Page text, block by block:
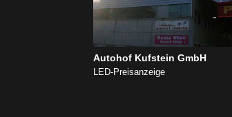
Autohof Kufstein GmbH
LED-Preisanzeige